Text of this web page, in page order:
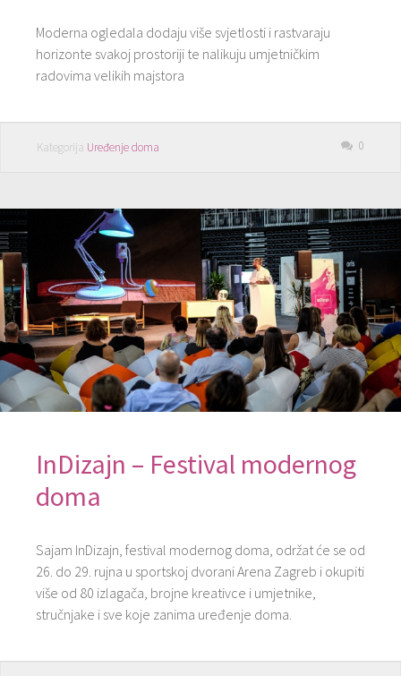
Moderna ogledala dodaju više svjetlosti i rastvaraju
horizonte svakoj prostoriji te nalikuju umjetničkim
radovima velikih majstora
Kategorija Uređenje doma 0
InDizajn – Festival modernog
doma
Sajam InDizajn, festival modernog doma, održat će se od
26. do 29. rujna u sportskoj dvorani Arena Zagreb i okupiti
više od 80 izlagača, brojne kreativce i umjetnike,
stručnjake i sve koje zanima uređenje doma.